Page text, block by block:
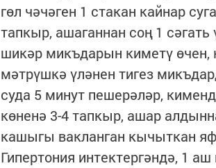
гөл чәчәген 1 стакан кайнар
тапкыр, ашаганнан соң 1
шикәр микъдарын киметү
мәтрүшкә үләнен тигез
суда 5 минут пешерәләр,
көненә 3-4 тапкыр, ашар
кашыгы вакланган кычыткан
Гипертония интектергәндә, 1